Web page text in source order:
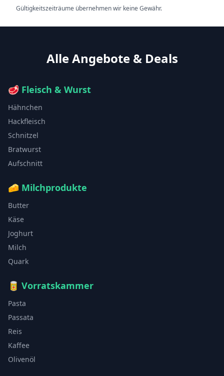
Gültigkeitszeiträume übernehmen wir keine Gewähr.
Alle Angebote & Deals
🥩 Fleisch & Wurst
Hähnchen
Hackfleisch
Schnitzel
Bratwurst
Aufschnitt
🧀 Milchprodukte
Butter
Käse
Joghurt
Milch
Quark
🥫 Vorratskammer
Pasta
Passata
Reis
Kaffee
Olivenöl